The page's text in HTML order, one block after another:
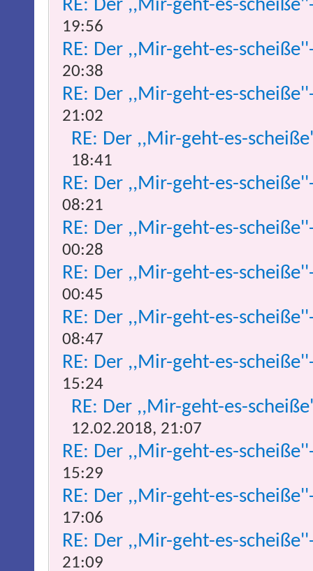
RE: Der ,,Mir-geht-es-
19:56
RE: Der ,,Mir-geht-es-
20:38
RE: Der ,,Mir-geht-es-
21:02
RE: Der ,,Mir-geht-es-
18:41
RE: Der ,,Mir-geht-es-
08:21
RE: Der ,,Mir-geht-es-
00:28
RE: Der ,,Mir-geht-es-
00:45
RE: Der ,,Mir-geht-es-
08:47
RE: Der ,,Mir-geht-es-
15:24
RE: Der ,,Mir-geht-es-
12.02.2018, 21:07
RE: Der ,,Mir-geht-es-
15:29
RE: Der ,,Mir-geht-es-
17:06
RE: Der ,,Mir-geht-es-
21:09